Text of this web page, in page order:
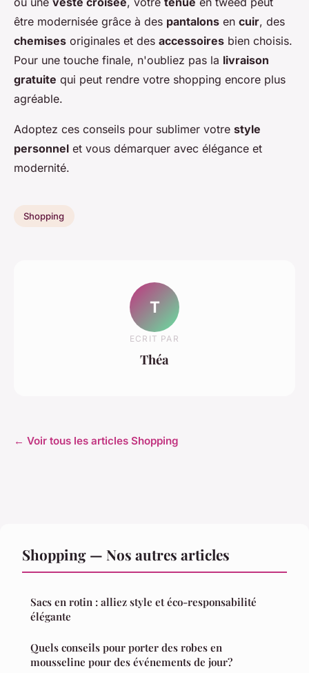
être modernisée grâce à des pantalons en cuir, des
chemises originales et des accessoires bien choisis.
Pour une touche finale, n'oubliez pas la livraison
gratuite qui peut rendre votre shopping encore plus
agréable.
Adoptez ces conseils pour sublimer votre style
personnel et vous démarquer avec élégance et
modernité.
Shopping
T
ECRIT PAR
Théa
← Voir tous les articles Shopping
Shopping — Nos autres articles
Sacs en rotin : alliez style et éco-responsabilité
élégante
Quels conseils pour porter des robes en
mousseline pour des événements de jour?